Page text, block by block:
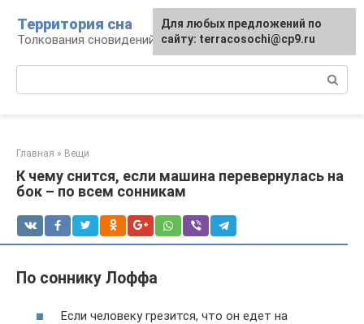
контенту
Территория сна
Толкования сновидений
Главная » Вещи
К чему снится, если машина перевернулась на
бок – по всем сонникам
По соннику Лоффа
Если человеку грезится, что он едет на
Для любых предложений по
сайту: terracosochi@cp9.ru